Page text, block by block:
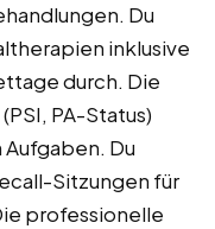
Du
inklusive
durch. Die
PA-Status)
Du
Sitzungen für
professionelle